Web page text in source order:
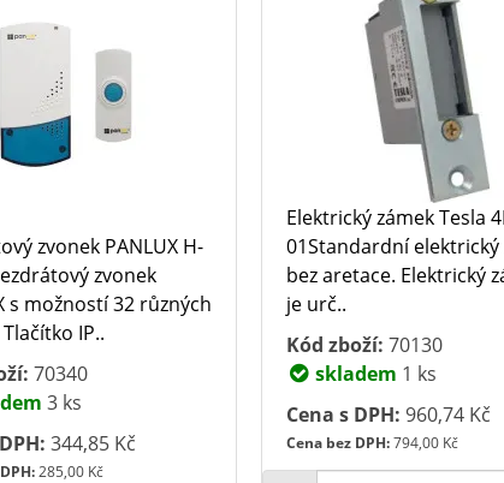
zvonek PANLUX H-
zvonek
s možností 32 různých
IP..
70340
3 ks
344,85 Kč
285,00 Kč
Elektrický zámek Tesla
01Standardní elektrický
bez aretace. Elektrický
je urč..
Kód zboží: 70130
skladem 1 ks
Cena s DPH: 960,74 Kč
Cena bez DPH:794,00 Kč